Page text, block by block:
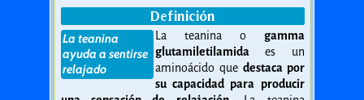
Definición
La teanina
ayuda a sentirse
relajado
La teanina o gamma
glutamiletilamidaes un
aminoácido que destaca por
su capacidad para producir